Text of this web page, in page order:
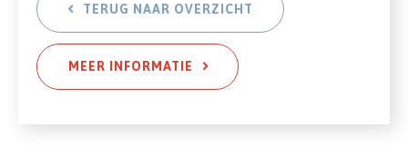
TERUG NAAR OVERZICHT
MEER INFORMATIE